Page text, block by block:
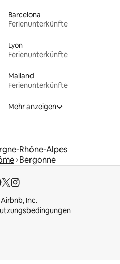
Barcelona
Ferienunterkünfte
Lyon
Ferienunterkünfte
Mailand
Ferienunterkünfte
Mehr anzeigen
Rhône-Alpes
Bergonne
Inc.